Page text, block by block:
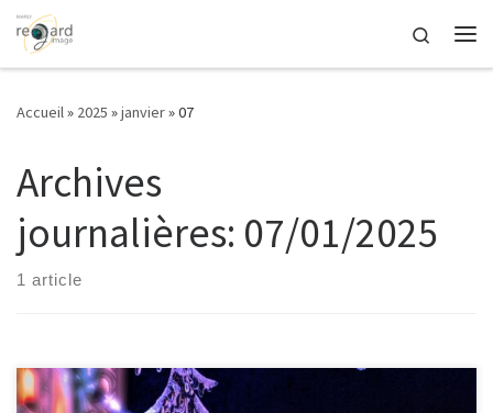
Passer au contenu
Search
Accueil» 2025 »janvier»07
Archives
journalières: 07/01/2025
1 article